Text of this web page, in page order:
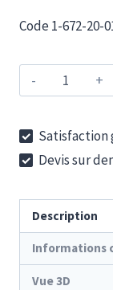
Code 1-672-20-
quantité
de
20-
90-
62
Satisfaction
Devis sur
Description
Informations
Vue 3D